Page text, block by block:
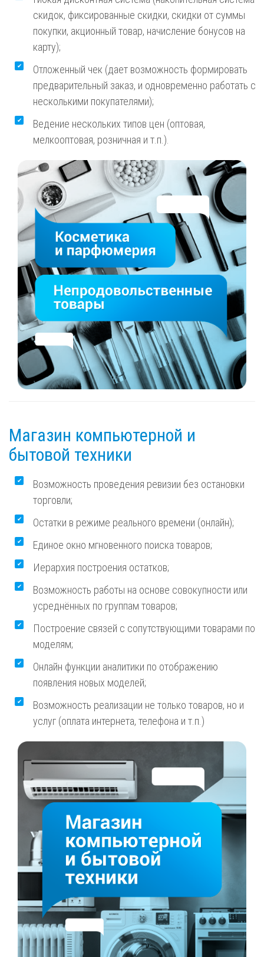
скидок, фиксированные скидки, скидки от суммы
покупки, акционный товар, начисление бонусов на
карту);
Отложенный чек (дает возможность формировать
предварительный заказ, и одновременно работать с
несколькими покупателями);
Ведение нескольких типов цен (оптовая,
мелкооптовая, розничная и т.п.).
Магазин компьютерной и
бытовой техники
Возможность проведения ревизии без остановки
торговли;
Остатки в режиме реального времени (онлайн);
Единое окно мгновенного поиска товаров;
Иерархия построения остатков;
Возможность работы на основе совокупности или
усреднённых по группам товаров;
Построение связей с сопутствующими товарами по
моделям;
Онлайн функции аналитики по отображению
появления новых моделей;
Возможность реализации не только товаров, но и
услуг (оплата интернета, телефона и т.п.)